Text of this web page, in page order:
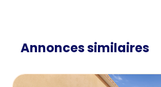
Annonces similaires